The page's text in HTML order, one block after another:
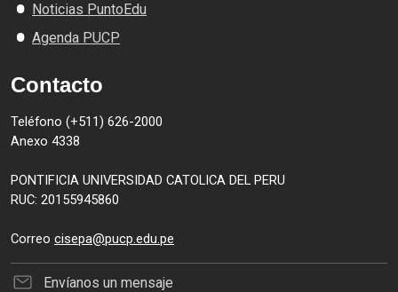
Noticias PuntoEdu
Agenda PUCP
Contacto
Teléfono (+511) 626-2000
Anexo 4338
PONTIFICIA UNIVERSIDAD CATOLICA DEL PERU
RUC: 20155945860
Correo cisepa@pucp.edu.pe
Envíanos un mensaje